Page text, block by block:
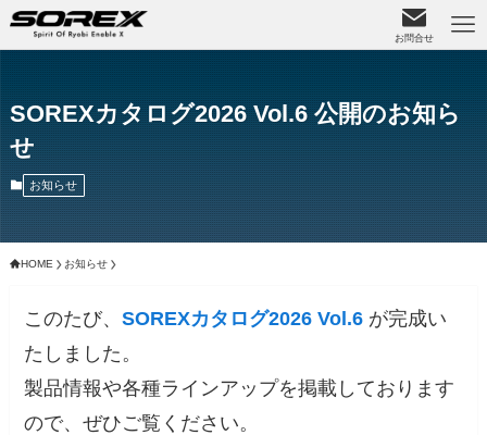
お問合せ
SOREXカタログ2026 Vol.6 公開のお知ら
せ
お知らせ
HOME お知らせ
このたび、SOREXカタログ2026 Vol.6 が完成い
たしました。
製品情報や各種ラインアップを掲載しております
ので、ぜひご覧ください。